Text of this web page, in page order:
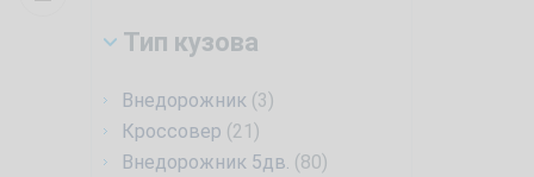
Тип кузова
Внедорожник (3)
Кроссовер (21)
Внедорожник 5дв. (80)